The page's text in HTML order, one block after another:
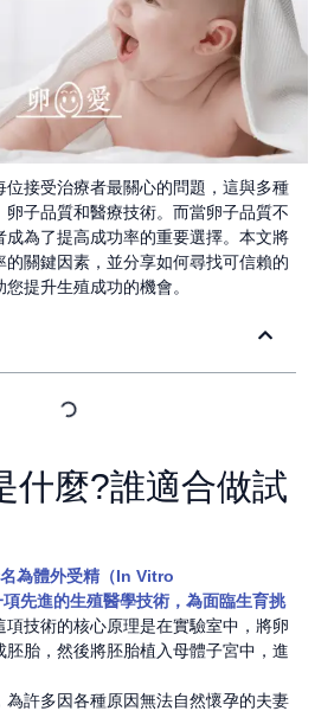
位接受治療者最關心的問題，這與多種
卵子品質和醫療技術。而當卵子品質不
成為了提高成功率的重要選擇。本文將
的關鍵因素，並分享如何尋找可信賴的
您提升生殖成功的機會。
什麼?誰適合做試
為體外受精（In Vitro
先進的生殖醫學技術，為面臨生育挑
項技術的核心原理是在實驗室中，將卵
胚胎，然後將胚胎植入母體子宮中，進
為許多因各種原因無法自然懷孕的夫妻